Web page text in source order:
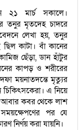
২১ মার্চ সকালে।
তনুর মৃতদেহ চাদরে
লেখা হয়, তনুর
কাটা। বাঁ কানের
ছেঁড়া, ডান হাঁটুর
কাপড় ও শরীরের
ময়নাতদন্তে মৃত্যুর
এ নিয়ে
আবার কবর থেকে লাশ
পর যে
নির্ণয় করা যায়নি।